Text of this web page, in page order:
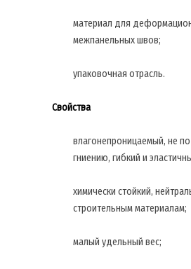
материал для
межпанельных швов;
упаковочная отрасль.
Свойства
влагонепроницаемый, не
гниению, гибкий и
химически стойкий,
строительным материалам;
малый удельный вес;